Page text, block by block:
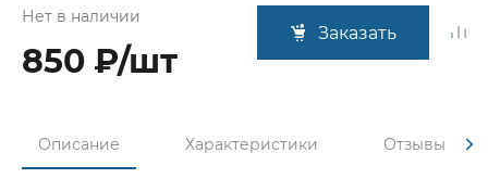
Нет в наличии
850 ₽/шт
Заказать
Описание Характеристики Отзывы